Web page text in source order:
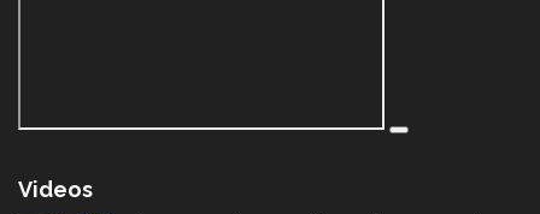
Videos